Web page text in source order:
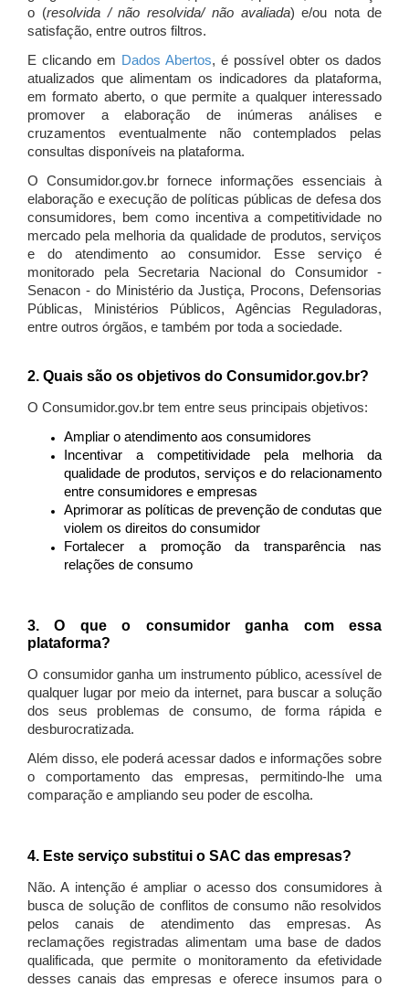
o (resolvida / não resolvida/ não avaliada) e/ou nota de
satisfação, entre outros filtros.
E clicando em Dados Abertos, é possível obter os dados
atualizados que alimentam os indicadores da plataforma,
em formato aberto, o que permite a qualquer interessado
promover a elaboração de inúmeras análises e
cruzamentos eventualmente não contemplados pelas
consultas disponíveis na plataforma.
O Consumidor.gov.br fornece informações essenciais à
elaboração e execução de políticas públicas de defesa dos
consumidores, bem como incentiva a competitividade no
mercado pela melhoria da qualidade de produtos, serviços
e do atendimento ao consumidor. Esse serviço é
monitorado pela Secretaria Nacional do Consumidor -
Senacon - do Ministério da Justiça, Procons, Defensorias
Públicas, Ministérios Públicos, Agências Reguladoras,
entre outros órgãos, e também por toda a sociedade.
2. Quais são os objetivos do Consumidor.gov.br?
O Consumidor.gov.br tem entre seus principais objetivos:
Ampliar o atendimento aos consumidores
Incentivar a competitividade pela melhoria da
qualidade de produtos, serviços e do relacionamento
entre consumidores e empresas
Aprimorar as políticas de prevenção de condutas que
violem os direitos do consumidor
Fortalecer a promoção da transparência nas
relações de consumo
3. O que o consumidor ganha com essa
plataforma?
O consumidor ganha um instrumento público, acessível de
qualquer lugar por meio da internet, para buscar a solução
dos seus problemas de consumo, de forma rápida e
desburocratizada.
Além disso, ele poderá acessar dados e informações sobre
o comportamento das empresas, permitindo-lhe uma
comparação e ampliando seu poder de escolha.
4. Este serviço substitui o SAC das empresas?
Não. A intenção é ampliar o acesso dos consumidores à
busca de solução de conflitos de consumo não resolvidos
pelos canais de atendimento das empresas. As
reclamações registradas alimentam uma base de dados
qualificada, que permite o monitoramento da efetividade
desses canais das empresas e oferece insumos para o